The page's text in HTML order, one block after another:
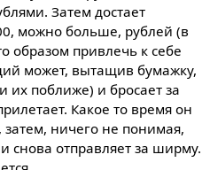
Затем достает
можно больше, рублей (в
образом привлечь к себе
может, вытащив бумажку,
их поближе) и бросает за
Какое то время он
ничего не понимая,
снова отправляет за ширму.